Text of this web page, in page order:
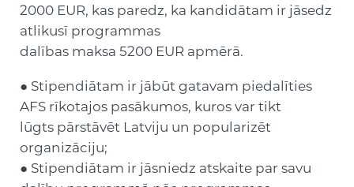
2000 EUR, kas paredz, ka kandidātam ir jāsedz
atlikusī programmas
dalības maksa 5200 EUR apmērā.
● Stipendiātam ir jābūt gatavam piedalīties
AFS rīkotajos pasākumos, kuros var tikt
lūgts pārstāvēt Latviju un popularizēt
organizāciju;
● Stipendiātam ir jāsniedz atskaite par savu